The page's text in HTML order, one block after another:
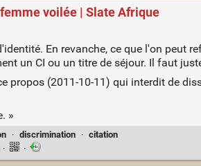
voilée | Slate Afrique
En revanche, ce que l'on peut
un CI ou un titre de séjour. Il faut
propos (2011-10-11) qui interdit de
»
· discrimination · citation
· ·